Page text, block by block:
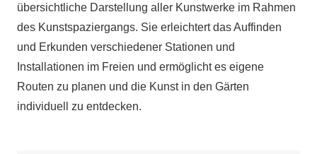
übersichtliche Darstellung aller Kunstwerke im Rahmen
des Kunstspaziergangs. Sie erleichtert das Auffinden
und Erkunden verschiedener Stationen und
Installationen im Freien und ermöglicht es eigene
Routen zu planen und die Kunst in den Gärten
individuell zu entdecken.